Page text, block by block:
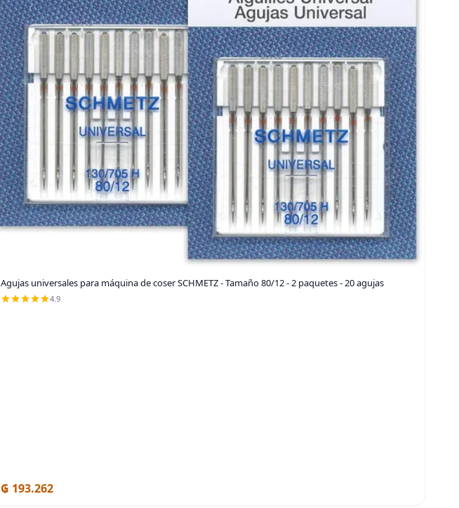
Agujas universales para máquina de coser SCHMETZ - Tamaño 80/12 - 2 paquetes - 20 agujas
4.9
₲ 193.262